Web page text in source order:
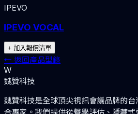
IPEVO
IPEVO VOCAL
+ 加入報價清單
← 返回產品型錄
W
魏贊科技
魏贊科技是全球頂尖視訊會議品牌的